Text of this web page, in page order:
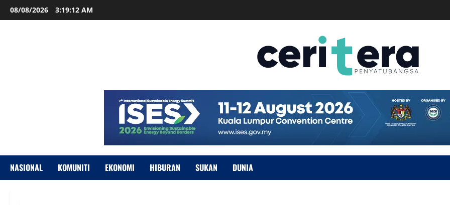
08/08/2026 3:19:13 AM
NASIONAL KOMUNITI EKONOMI HIBURAN SUKAN DUNIA